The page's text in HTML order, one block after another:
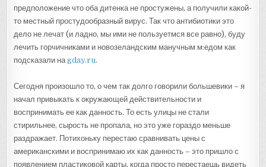
предположение что оба дитенка не простужены, а получили какой-
то местный простудообразный вирус. Так что антибиотики это
дело не лечат (и ладно, мы ими не пользуетмся все равно), буду
лечить горчичниками и новозеландским манучным м:едом как
подсказали наgday.ru.
Сегодня произошло то, о чем так долго говорили большевики – я
начал привыкать к окружающей действительности и
воспринимать ее как данность. То есть улицы не стали
стирильнее, сырость не пропала, но это уже гораздо меньше
раздражает. Потихоньку перестаю сравнивать цены с
американскими и воспринимаю их как данность – это пришло с
появлением пластиковой карты, когда просто перестаешь видеть